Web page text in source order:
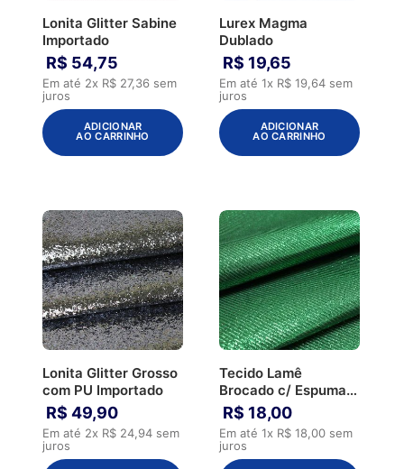
Lonita Glitter Sabine
Importado
R$ 54,75
Em até 2x R$ 27,36 sem
juros
ADICIONAR
AO CARRINHO
Lurex Magma
Dublado
R$ 19,65
Em até 1x R$ 19,64 sem
juros
ADICIONAR
AO CARRINHO
Lonita Glitter Grosso
com PU Importado
R$ 49,90
Em até 2x R$ 24,94 sem
juros
Tecido Lamê
Brocado c/ Espuma
3mm com TNT
R$ 18,00
Em até 1x R$ 18,00 sem
juros